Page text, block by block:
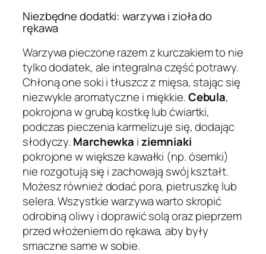
Niezbędne dodatki: warzywa i zioła do
rękawa
Warzywa pieczone razem z kurczakiem to nie
tylko dodatek, ale integralna część potrawy.
Chłoną one soki i tłuszcz z mięsa, stając się
niezwykle aromatyczne i miękkie.Cebula,
pokrojona w grubą kostkę lub ćwiartki,
podczas pieczenia karmelizuje się, dodając
słodyczy. Marchewka iziemniaki
pokrojone w większe kawałki (np. ósemki)
nie rozgotują się i zachowają swój kształt.
Możesz również dodać pora, pietruszkę lub
selera. Wszystkie warzywa warto skropić
odrobiną oliwy i doprawić solą oraz pieprzem
przed włożeniem do rękawa, aby były
smaczne same w sobie.